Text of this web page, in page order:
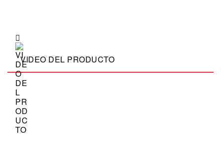
VIDEO DEL PRODUCTO